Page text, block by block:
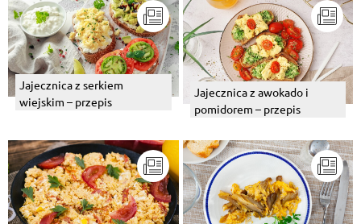
Jajecznica z serkiem
wiejskim – przepis
Jajecznica z awokado i
pomidorem – przepis